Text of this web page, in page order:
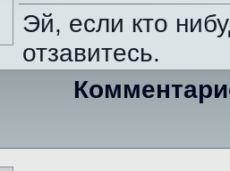
Эй, если кто
отзавитесь.